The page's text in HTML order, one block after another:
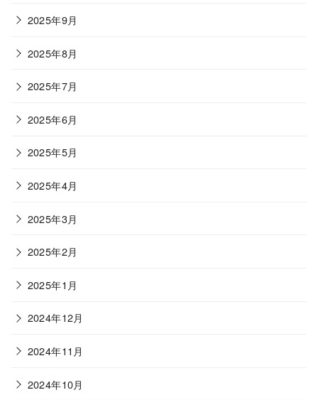
2025年9月
2025年8月
2025年7月
2025年6月
2025年5月
2025年4月
2025年3月
2025年2月
2025年1月
2024年12月
2024年11月
2024年10月